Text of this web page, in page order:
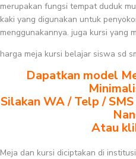
merupakan fungsi tempat duduk
kaki yang digunakan untuk
menggunakannya. juga kursi yang
harga meja kursi belajar siswa sd
Dapatkan model
Silakan WA / Telp /
Atau
Meja dan kursi diciptakan di